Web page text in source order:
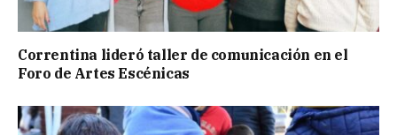
Correntina lideró taller de comunicación en el
Foro de Artes Escénicas